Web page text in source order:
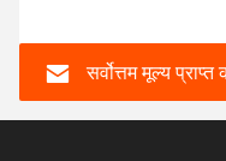
1550 एडफा
सर्वोत्तम मूल्य प्राप्त करें